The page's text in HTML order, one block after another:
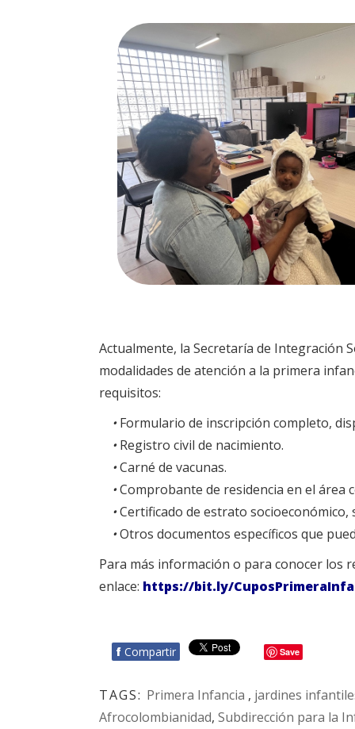
Actualmente, la Secretaría de Integración
modalidades de atención a la primera
requisitos:
•Formulario de inscripción completo,
•Registro civil de nacimiento.
•Carné de vacunas.
•Comprobante de residencia en el área
•Certificado de estrato
•Otros documentos específicos que
Para más información o para conocer los
enlace: https://bit.ly/
f Compartir Save
TAGS: Primera Infancia , jardines
Afrocolombianidad, Subdirección para la